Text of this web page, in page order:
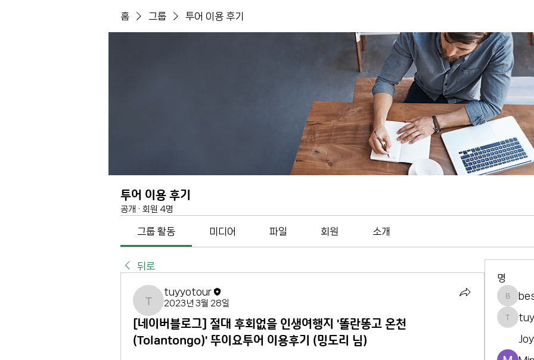
홈 그룹 투어 이용 후기
투어 이용 후기
공개 · 회원 4명
그룹 활동 미디어 파일 회원 소개
뒤로
tuyyotour
tuyyotour
2023년 3월 28일
[네이버블로그] 절대 후회없을 인생여행지 '똘란똥고 온천
(Tolantongo)' 뚜이요투어 이용후기 (밍도리 님)
명